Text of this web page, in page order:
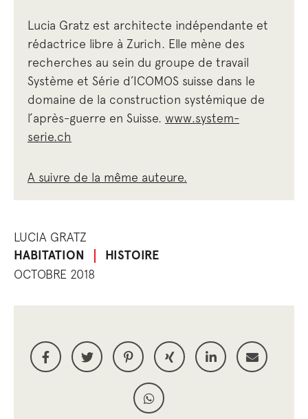
Lucia Gratz est architecte indépendante et
rédactrice libre à Zurich. Elle mène des
recherches au sein du groupe de travail
Système et Série d’ICOMOS suisse dans le
domaine de la construction systémique de
l’après-guerre en Suisse. www.system-
serie.ch
A suivre de la même auteure.
LUCIA GRATZ
HABITATION HISTOIRE
OCTOBRE 2018